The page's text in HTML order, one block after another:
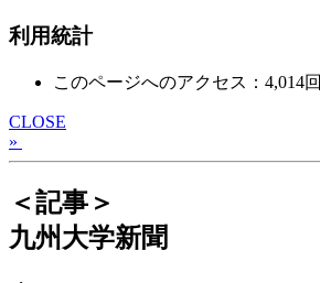
利用統計
このページへのアクセス：4,014回
CLOSE
»
＜記事＞
九州大学新聞